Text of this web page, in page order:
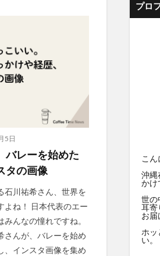
5日
バレーを始めた
タの画像
石川祐希さん、世界を
よね！ 日本代表のエー
んなの憧れですね。
さんが、バレーを始め
、インスタ画像を集め
プロ
こん
沖縄
かけ
世の
耳寄
お届
ホッ
い。